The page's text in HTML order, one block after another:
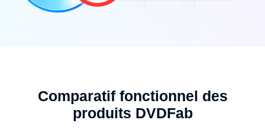
Comparatif fonctionnel des
produits DVDFab